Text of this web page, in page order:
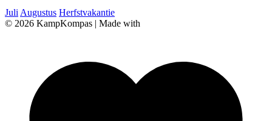
Juli Augustus Herfstvakantie
© 2026 KampKompas | Made with